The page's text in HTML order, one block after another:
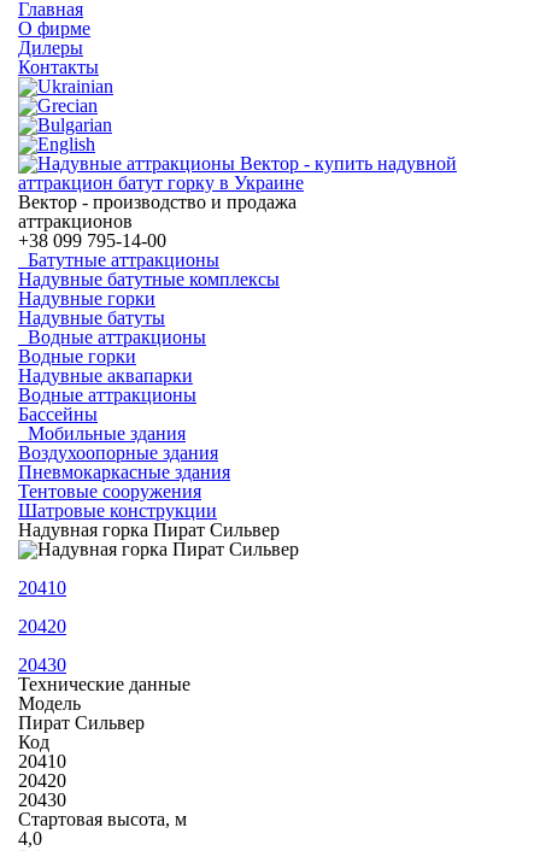
Главная
О фирме
Дилеры
Контакты
Вектор - производство и продажа
аттракционов
+38 099 795-14-00
Батутные аттракционы
Надувные батутные комплексы
Надувные горки
Надувные батуты
Водные аттракционы
Водные горки
Надувные аквапарки
Водные аттракционы
Бассейны
Мобильные здания
Воздухоопорные здания
Пневмокаркасные здания
Тентовые сооружения
Шатровые конструкции
Надувная горка Пират Сильвер
20410
20420
20430
Технические данные
Модель
Пират Сильвер
Код
20410
20420
20430
Стартовая высота, м
4,0